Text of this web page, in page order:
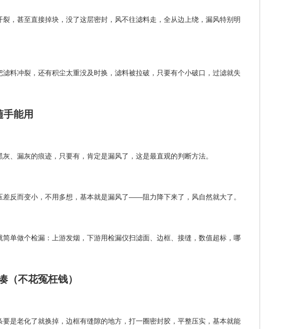
，甚至直接掉块，没了这层密封，风不往滤料走，全从边上绕，漏风特别明
料冲裂，还有积尘太重没及时换，滤料被拉破，只要有个小破口，过滤就失
能用
、漏灰的痕迹，只要有，肯定是漏风了，这是最直观的判断方法。
反而变小，不用多想，基本就是漏风了——阻力降下来了，风自然就大了。
单做个检漏：上游发烟，下游用检漏仪扫滤面、边框、接缝，数值超标，哪
（不花冤枉钱）
是老化了就换掉，边框有缝隙的地方，打一圈密封胶，平整压实，基本就能